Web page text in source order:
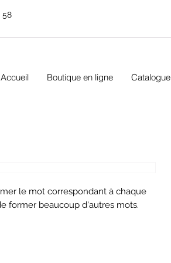
58
Accueil Boutique en ligne Catalogue
le mot correspondant à chaque
former beaucoup d'autres mots.